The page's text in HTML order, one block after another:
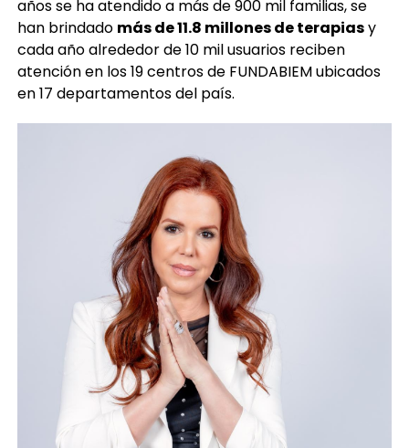
años se ha atendido a más de 900 mil familias, se
han brindado más de 11.8 millones de terapiasy
cada año alrededor de 10 mil usuarios reciben
atención en los 19 centros de FUNDABIEM ubicados
en 17 departamentos del país.